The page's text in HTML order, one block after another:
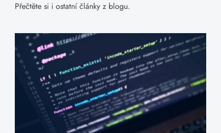
Přečtěte si i ostatní články z blogu.